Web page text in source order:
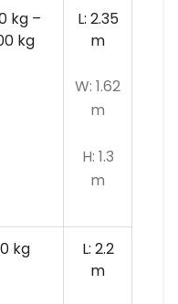
kg –
kg
L: 2.35
m
W: 1.62
m
H: 1.3
m
kg
L: 2.2
m